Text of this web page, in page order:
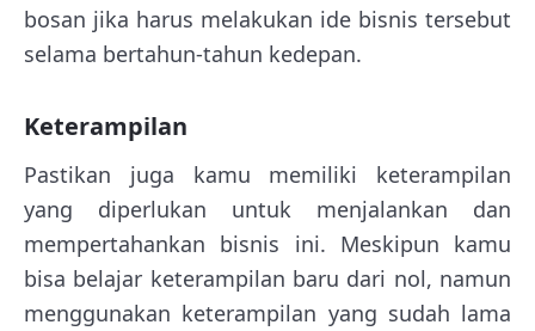
bosan jika harus melakukan ide bisnis tersebut
selama bertahun-tahun kedepan.
Keterampilan
Pastikan juga kamu memiliki keterampilan
yang diperlukan untuk menjalankan dan
mempertahankan bisnis ini. Meskipun kamu
bisa belajar keterampilan baru dari nol, namun
menggunakan keterampilan yang sudah lama